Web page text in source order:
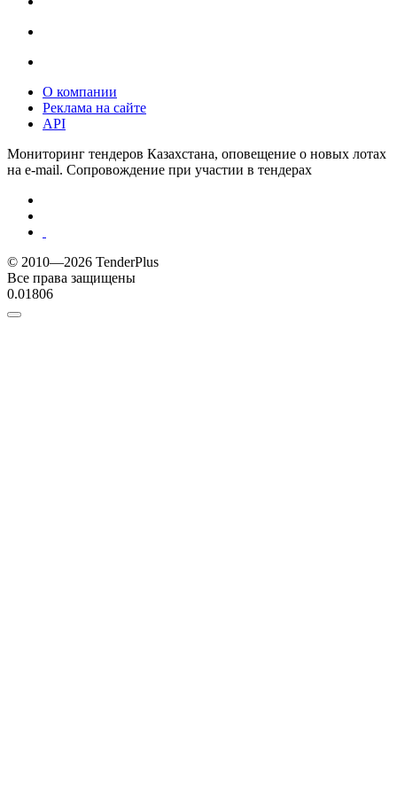
О компании
Реклама на сайте
API
Мониторинг тендеров Казахстана, оповещение о новых лотах
на e-mail. Сопровождение при участии в тендерах
© 2010—2026 TenderPlus
Все права защищены
0.01806